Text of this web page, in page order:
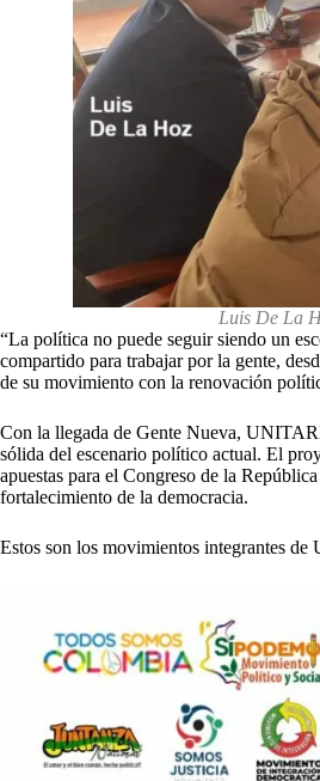
Luis De La
“La política no puede seguir siendo un
compartido para trabajar por la gente,
de su movimiento con la renovación
Con la llegada de Gente Nueva,
sólida del escenario político actual. El
apuestas para el Congreso de la
fortalecimiento de la democracia.
Estos son los movimientos integrantes